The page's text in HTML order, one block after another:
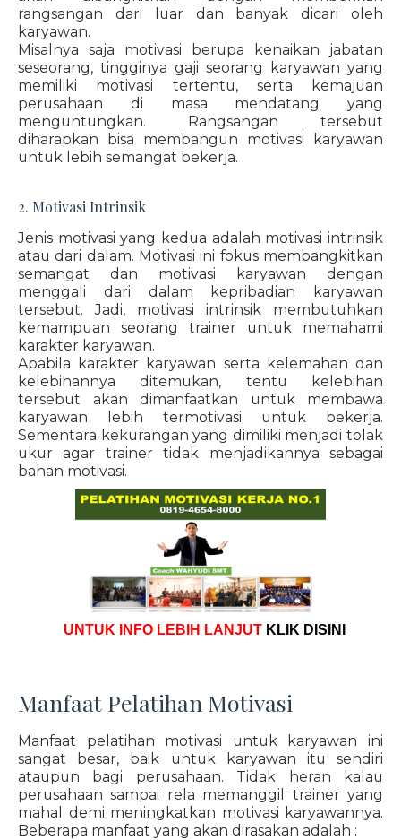
rangsangan dari luar dan banyak dicari oleh
karyawan.
Misalnya saja motivasi berupa kenaikan jabatan
seseorang, tingginya gaji seorang karyawan yang
memiliki motivasi tertentu, serta kemajuan
perusahaan di masa mendatang yang
menguntungkan. Rangsangan tersebut
diharapkan bisa membangun motivasi karyawan
untuk lebih semangat bekerja.
2. Motivasi Intrinsik
Jenis motivasi yang kedua adalah motivasi intrinsik
atau dari dalam. Motivasi ini fokus membangkitkan
semangat dan motivasi karyawan dengan
menggali dari dalam kepribadian karyawan
tersebut. Jadi, motivasi intrinsik membutuhkan
kemampuan seorang trainer untuk memahami
karakter karyawan.
Apabila karakter karyawan serta kelemahan dan
kelebihannya ditemukan, tentu kelebihan
tersebut akan dimanfaatkan untuk membawa
karyawan lebih termotivasi untuk bekerja.
Sementara kekurangan yang dimiliki menjadi tolak
ukur agar trainer tidak menjadikannya sebagai
bahan motivasi.
UNTUK INFO LEBIH LANJUT KLIK DISINI
Manfaat Pelatihan Motivasi
Manfaat pelatihan motivasi untuk karyawan ini
sangat besar, baik untuk karyawan itu sendiri
ataupun bagi perusahaan. Tidak heran kalau
perusahaan sampai rela memanggil trainer yang
mahal demi meningkatkan motivasi karyawannya.
Beberapa manfaat yang akan dirasakan adalah :